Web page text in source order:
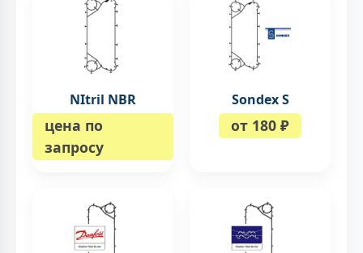
NItril NBR
цена по
запросу
Sondex S
от 180 ₽